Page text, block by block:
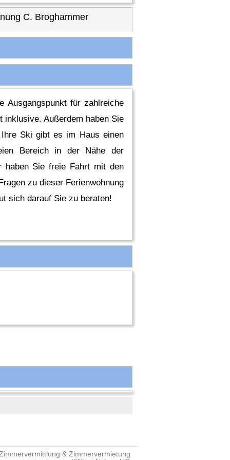
C. Broghammer
Ausgangspunkt für zahlreiche
inklusive. Außerdem haben Sie
Ski gibt es im Haus einen
Bereich in der Nähe der
haben Sie freie Fahrt mit den
zu dieser Ferienwohnung
sich darauf Sie zu beraten!
& Zimmervermietung